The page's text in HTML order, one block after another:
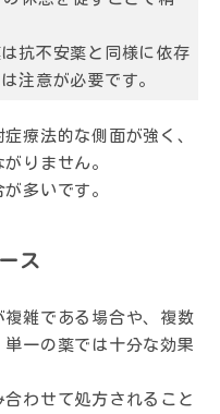
抗不安薬と同様に依存
注意が必要です。
療法的な側面が強く、
りません。
多いです。
ス
雑である場合や、複数
一の薬では十分な効果
わせて処方されること